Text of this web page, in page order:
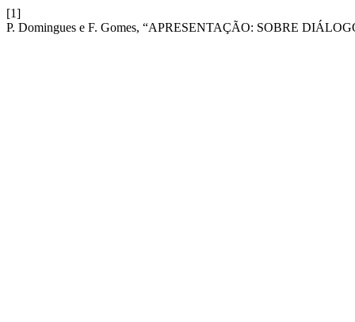
[1]
P. Domingues e F. Gomes, “APRESENTAÇÃO: SOBRE